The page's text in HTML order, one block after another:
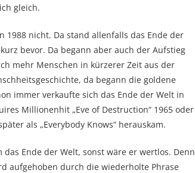
gleich.
nicht. Da stand allenfalls das Ende der
bevor. Da begann aber auch der Aufstieg
mehr Menschen in kürzerer Zeit aus der
da begann die goldene
immer verkaufte sich das Ende der Welt in
Millionenhit „Eve of Destruction“ 1965 oder
als „Everybody Knows“ herauskam.
Ende der Welt, sonst wäre er wertlos. Denn
aufgehoben durch die wiederholte Phrase